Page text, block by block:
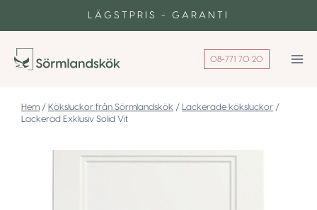
LÄGSTPRIS - GARANTI
08-771 70 20
/ Köksluckor från Sörmlandskök / Lackerade köksluckor /
Lackerad Exklusiv Solid Vit